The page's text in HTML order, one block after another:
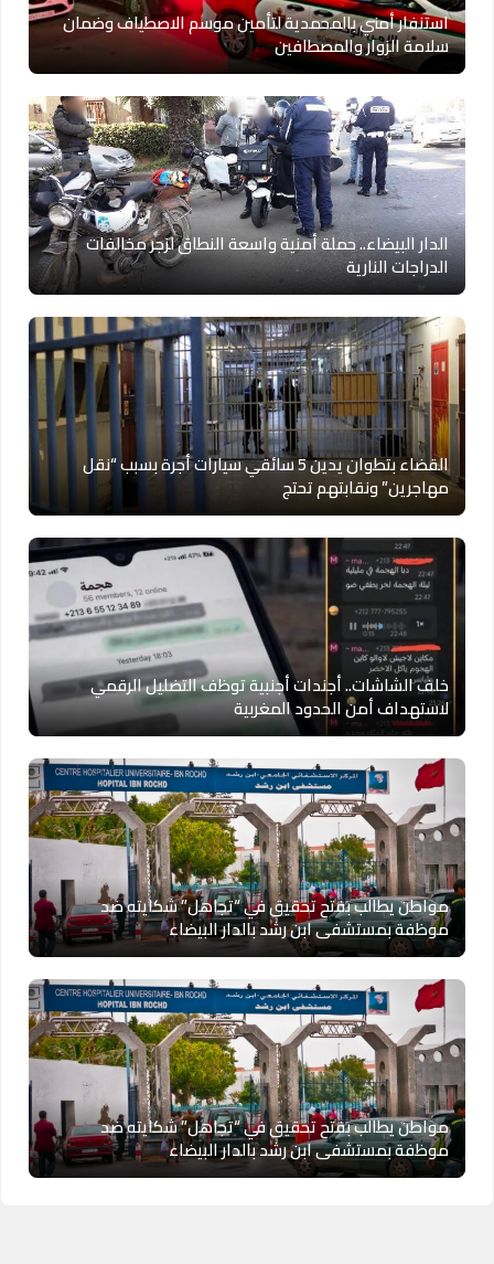
استنفار أمني بالمحمدية لتأمين موسم الاصطياف وضمان
سلامة الزوار والمصطافين
الدار البيضاء.. حملة أمنية واسعة النطاق لزجر مخالفات
الدراجات النارية
القضاء بتطوان يدين 5 سائقي سيارات أجرة بسبب “نقل
مهاجرين” ونقابتهم تحتج
خلف الشاشات.. أجندات أجنبية توظف التضليل الرقمي
لاستهداف أمن الحدود المغربية
مواطن يطالب بفتح تحقيق في “تجاهل” شكايته ضد
موظفة بمستشفى ابن رشد بالدار البيضاء
مواطن يطالب بفتح تحقيق في “تجاهل” شكايته ضد
موظفة بمستشفى ابن رشد بالدار البيضاء